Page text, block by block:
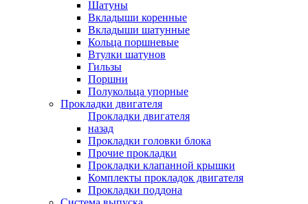
Шатуны
Вкладыши коренные
Вкладыши шатунные
Кольца поршневые
Втулки шатунов
Гильзы
Поршни
Полукольца упорные
Прокладки двигателя
Прокладки двигателя
назад
Прокладки головки блока
Прочие прокладки
Прокладки клапанной крышки
Комплекты прокладок двигателя
Прокладки поддона